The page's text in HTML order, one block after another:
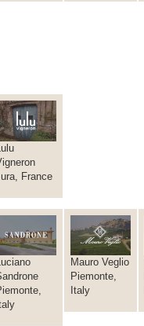
France
Mauro Veglio
Piemonte,
Italy